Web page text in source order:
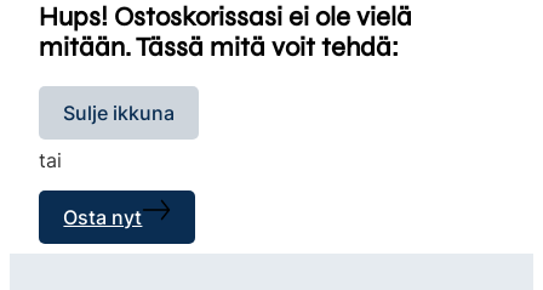
Hups! Ostoskorissasi ei ole vielä
mitään. Tässä mitä voit tehdä:
Sulje ikkuna
tai
Osta nyt